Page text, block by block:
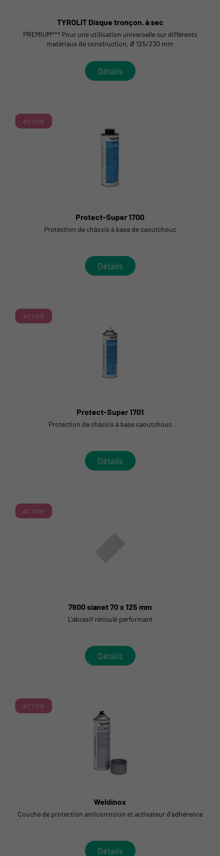
TYROLIT Disque tronçon. à sec
PREMIUM*** Pour une utilisation universelle sur différents
matériaux de construction, Ø 125/230 mm
Détails
ACTION
Protect-Super 1700
Protection de châssis à base de caoutchouc
Détails
ACTION
Protect-Super 1701
Protection de châssis à base caoutchouc
Détails
ACTION
7900 sianet 70 x 125 mm
L'abrasif réticulé performant
Détails
ACTION
Weldinox
Couche de protection anticorrosion et activateur d'adhérence
Détails